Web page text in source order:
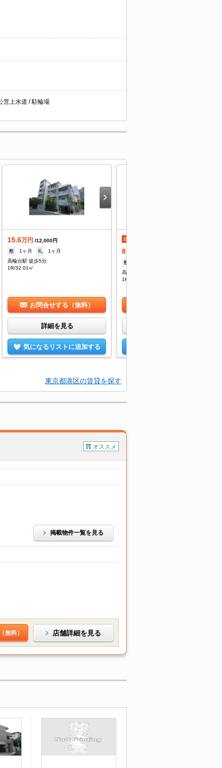
営上水道 / 駐輪場
15.6万円 /12,000円
敷
1ヶ月 礼
1ヶ月
高輪台駅 徒歩5分
1R/32.01㎡
お問合せする（無料）
詳細を見る
気になるリストに追加する
新着
8.7
敷
高輪台駅 徒歩4分
1K/20.32㎡
東京都港区の賃貸を探す
オススメ
掲載物件一覧を見る
無料） 店舗詳細を見る